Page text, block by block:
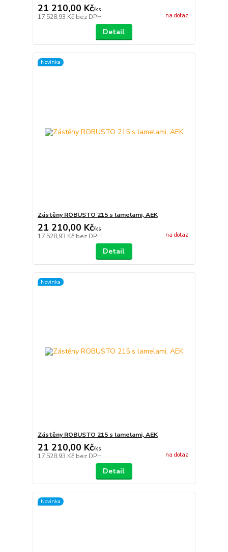
21 210,00 Kč/ks
17 528,93 Kč bez DPH na dotaz
Detail
Novinka
Zástěny ROBUSTO 215 s lamelami, AEK
21 210,00 Kč/ks
17 528,93 Kč bez DPH na dotaz
Detail
Novinka
Zástěny ROBUSTO 215 s lamelami, AEK
21 210,00 Kč/ks
17 528,93 Kč bez DPH na dotaz
Detail
Novinka